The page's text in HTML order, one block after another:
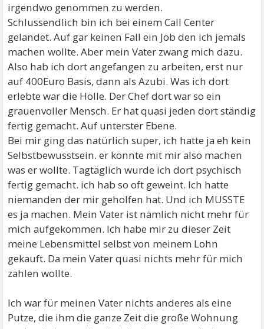
irgendwo genommen zu werden.
Schlussendlich bin ich bei einem Call Center
gelandet. Auf gar keinen Fall ein Job den ich jemals
machen wollte. Aber mein Vater zwang mich dazu.
Also hab ich dort angefangen zu arbeiten, erst nur
auf 400Euro Basis, dann als Azubi. Was ich dort
erlebte war die Hölle. Der Chef dort war so ein
grauenvoller Mensch. Er hat quasi jeden dort ständig
fertig gemacht. Auf unterster Ebene.
Bei mir ging das natürlich super, ich hatte ja eh kein
Selbstbewusstsein. er konnte mit mir also machen
was er wollte. Tagtäglich wurde ich dort psychisch
fertig gemacht. ich hab so oft geweint. Ich hatte
niemanden der mir geholfen hat. Und ich MUSSTE
es ja machen. Mein Vater ist nämlich nicht mehr für
mich aufgekommen. Ich habe mir zu dieser Zeit
meine Lebensmittel selbst von meinem Lohn
gekauft. Da mein Vater quasi nichts mehr für mich
zahlen wollte.
Ich war für meinen Vater nichts anderes als eine
Putze, die ihm die ganze Zeit die große Wohnung